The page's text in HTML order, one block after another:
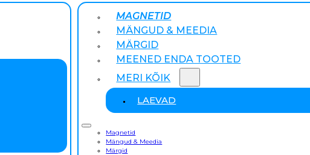
MAGNETID
MÄNGUD & MEEDIA
MÄRGID
MEENED ENDA TOOTED
MERI KÕIK
LAEVAD
Magnetid
Mängud & Meedia
Märgid